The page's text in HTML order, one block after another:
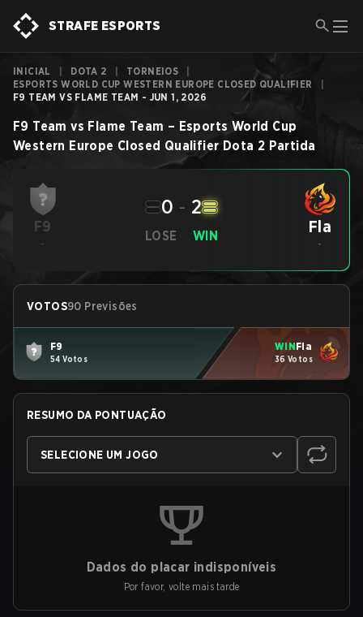
STRAFE ESPORTS
INICIAL DOTA 2 TORNEIOS
ESPORTS WORLD CUP WESTERN EUROPE CLOSED QUALIFIER
F9 TEAM VS FLAME TEAM - JUN 1, 2026
F9 Team vs Flame Team – Esports World Cup
Western Europe Closed Qualifier Dota 2 Partida
F9
-
LOSE
0 - 2
WIN Fla
-
VOTOS90 Previsões
F9
54 Votos
WINFla
36 Votos
RESUMO DA PONTUAÇÃO
SELECIONE UM JOGO
Dados do placar indisponíveis
Por favor, volte mais tarde